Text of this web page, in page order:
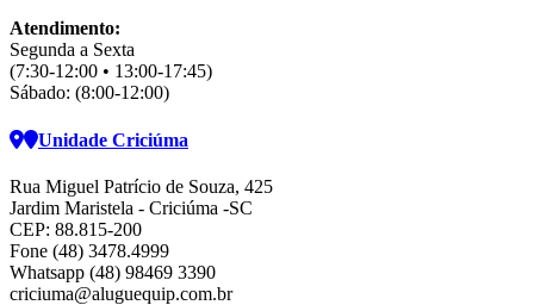
Atendimento:
Segunda a Sexta
(7:30-12:00 • 13:00-17:45)
Sábado: (8:00-12:00)
Unidade Criciúma
Rua Miguel Patrício de Souza, 425
Jardim Maristela - Criciúma -SC
CEP: 88.815-200
Fone (48) 3478.4999
Whatsapp (48) 98469 3390
criciuma@aluguequip.com.br